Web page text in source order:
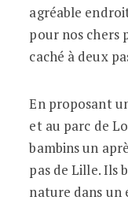
agréable
pour nos chers
caché à deux
En proposant
et au parc de
bambins un
pas de Lille. Ils
nature dans un